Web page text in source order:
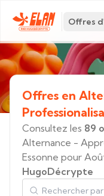
Offres
Offres en
Consultez les 89
Alternance -
Essonne pour
HugoDécrypte
Rechercher par